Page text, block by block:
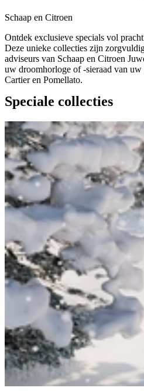
Schaap en Citroen
Ontdek exclusieve specials vol
Deze unieke collecties zijn
adviseurs van Schaap en Citroen
uw droomhorloge of -sieraad van
Cartier en Pomellato.
Speciale collecties